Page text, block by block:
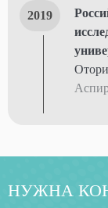
2019
НУЖНА